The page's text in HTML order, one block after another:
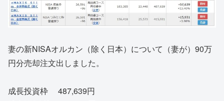
妻の新NISAオルカン（除く日本）について（妻が）90万
円分売却注文出しました。
成長投資枠 487,639円